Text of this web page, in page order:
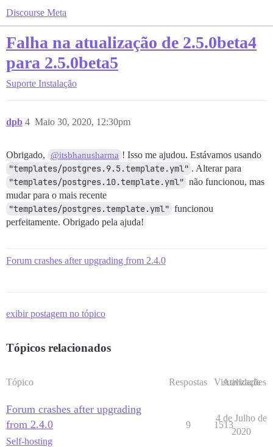
Discourse Meta
Falha na atualização de 2.5.0beta4
para 2.5.0beta5
Suporte Instalação
dpb Maio 30, 2020, 12:30pm
4
Obrigado, @itsbhanusharma ! Isso me ajudou. Estávamos usando
"templates/postgres.9.5.template.yml" . Alterar para
"templates/postgres.10.template.yml" não funcionou, mas
mudar para o mais recente
"templates/postgres.template.yml" funcionou
perfeitamente. Obrigado pela ajuda!
Forum crashes after upgrading from 2.4.0
exibir postagem no tópico
Tópicos relacionados
Tópico Respostas Visualizações
Atividade
Forum crashes after upgrading
from 2.4.0
Self-hosting
9 1513
4 de Julho de
2020